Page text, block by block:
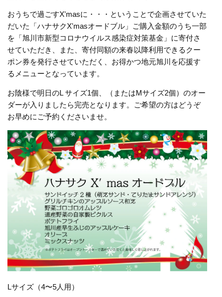
おうちで過ごすX'masに・・・ということで企画させていた
だいた「ハナサクX'masオードブル」ご購入金額のうち一部
を「旭川市新型コロナウイルス感染症対策基金」に寄付さ
せていただき、また、寄付同額の来春以降利用できるクー
ポン券を発行させていただく、お得かつ地元旭川を応援す
るメニューとなっています。
お陰様で明日のL サイズ1個、（またはMサイズ2個）のオー
ダーが入りましたら完売となります。ご希望の方はどうぞ
お早めにご予約くださいませ。
Lサイズ（4〜5人用）